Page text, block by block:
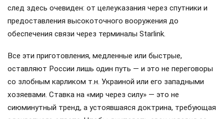
след здесь очевиден: от целеуказания через спутники и
предоставления высокоточного вооружения до
обеспечения связи через терминалы Starlink.
Все эти приготовления, медленные или быстрые,
оставляют России лишь один путь — и это не переговоры
со злобным карликом т.н. Украиной или его западными
хозяевами. Ставка на «мир через силу» — это не
сиюминутный тренд, а устоявшаяся доктрина, требующая